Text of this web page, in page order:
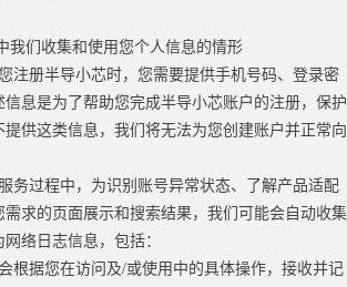
我们收集和使用您个人信息的情形
注册半导小芯时，您需要提供手机号码、登录密
息是为了帮助您完成半导小芯账户的注册，保护
供这类信息，我们将无法为您创建账户并正常向
务过程中，为识别账号异常状态、了解产品适配
求的页面展示和搜索结果，我们可能会自动收集
络日志信息，包括：
根据您在访问及/或使用中的具体操作，接收并记